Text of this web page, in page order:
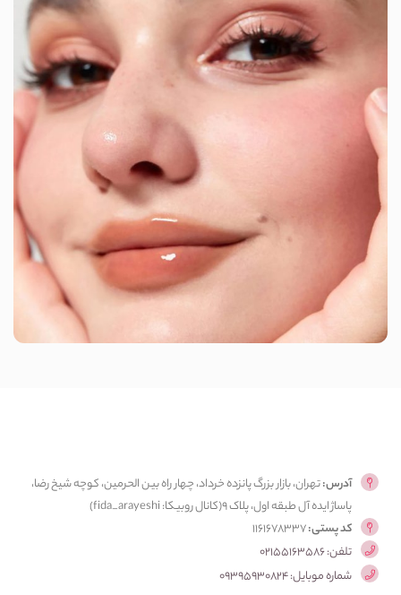
آدرس:تهران، بازار بزرگ پانزده خرداد، چهار راه بین الحرمین، کوچه شیخ رضا،
پاساژ ایده آل طبقه اول، پلاک ۹(کانال روبیکا: fida_arayeshi)
کد پستی:1161678337
تلفن: 02155163586
شماره موبایل: 09395930824